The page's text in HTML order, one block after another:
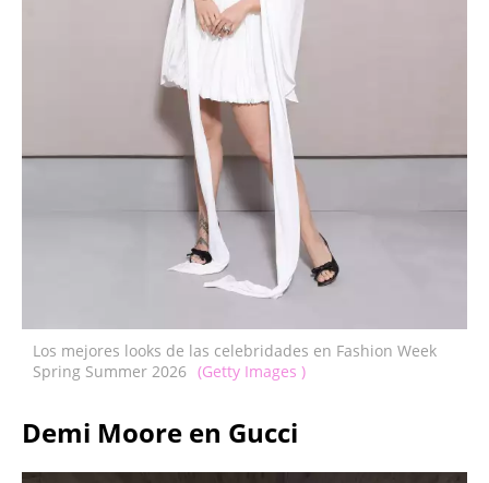
Los mejores looks de las celebridades en Fashion Week
Spring Summer 2026 (Getty Images )
Demi Moore en Gucci